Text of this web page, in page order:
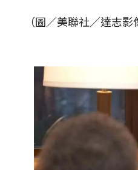
（圖／美聯社／達志影